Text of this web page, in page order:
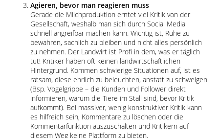
Agieren, bevor man reagieren muss
Gerade die Milchproduktion erntet viel Kritik von der
Gesellschaft, weshalb man sich durch Social Media
schnell angreifbar machen kann. Wichtig ist, Ruhe zu
bewahren, sachlich zu bleiben und nicht alles persönlich
zu nehmen. Der Landwirt ist Profi in dem, was er täglich
tut! Kritiker haben oft keinen landwirtschaftlichen
Hintergrund. Kommen schwierige Situationen auf, ist es
ratsam, diese ehrlich zu beleuchten, anstatt zu schweigen
(Bsp. Vogelgrippe – die Kunden und Follower direkt
informieren, warum die Tiere im Stall sind, bevor Kritik
aufkommt). Bei massiver, wenig konstruktiver Kritik kann
es hilfreich sein, Kommentare zu löschen oder die
Kommentarfunktion auszuschalten und Kritikern auf
diesem Weg keine Plattform zu bieten.